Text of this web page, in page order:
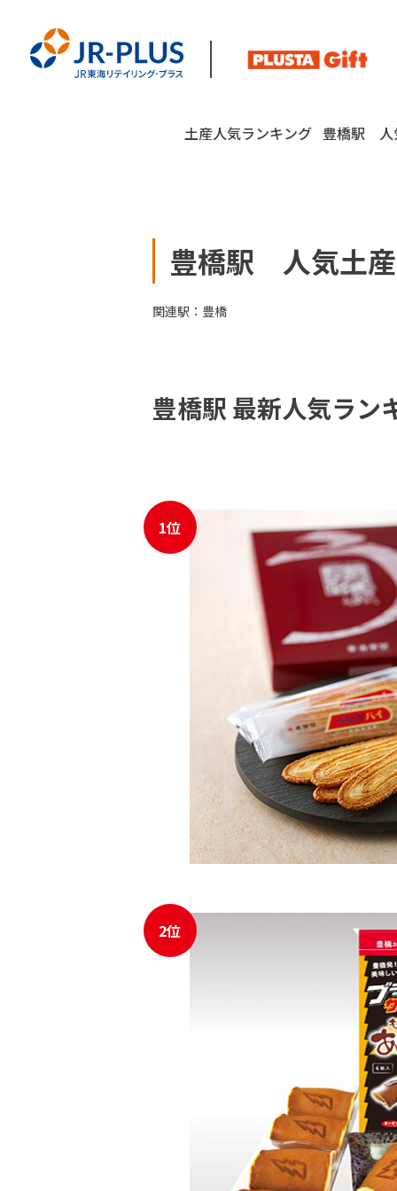
JR東海MARKET 自社
JR東海MARKET 楽天
JR東海MARKET
土産人気ランキング 豊橋駅 人
豊橋駅 人気土
関連駅： 豊橋
豊橋駅 最新人気ラ
1位
2位